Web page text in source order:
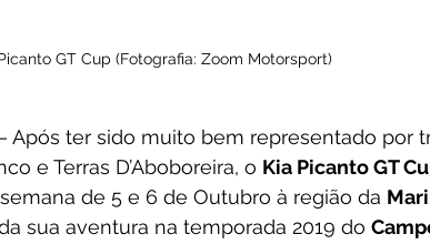
GT Cup (Fotografia: Zoom Motorsport)
Após ter sido muito bem representado por
e Terras D’Aboboreira, o Kia Picanto GT
de 5 e 6 de Outubro à região da
sua aventura na temporada 2019 do